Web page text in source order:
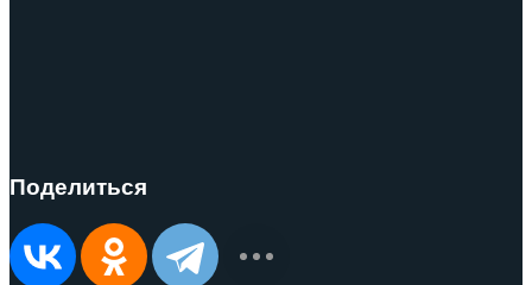
Поделиться